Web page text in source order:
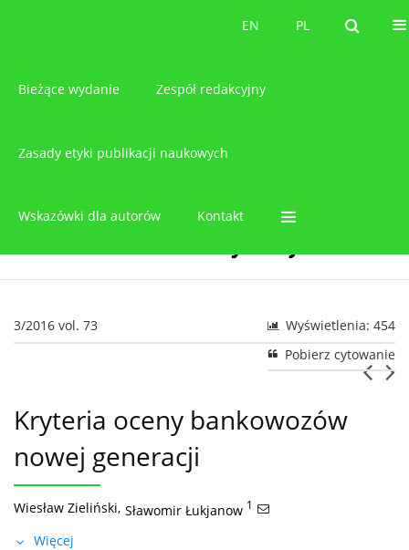
PL
EN PL
EN
Bieżące wydanie Zespół redakcyjny
Zasady etyki publikacji naukowych
Wskazówki dla autorów Kontakt
3/2016 vol. 73
Wyświetlenia: 454
Pobierz cytowanie
Kryteria oceny bankowozów
nowej generacji
Wiesław Zieliński, Sławomir Łukjanow 1
Więcej